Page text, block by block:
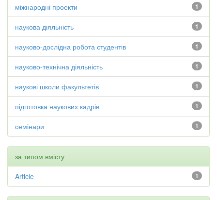
1
міжнародні проекти
1
наукова діяльність
1
науково-дослідна робота студентів
1
науково-технічна діяльність
1
наукові школи факультетів
1
підготовка наукових кадрів
1
семінари
за типом вмісту
1
Article